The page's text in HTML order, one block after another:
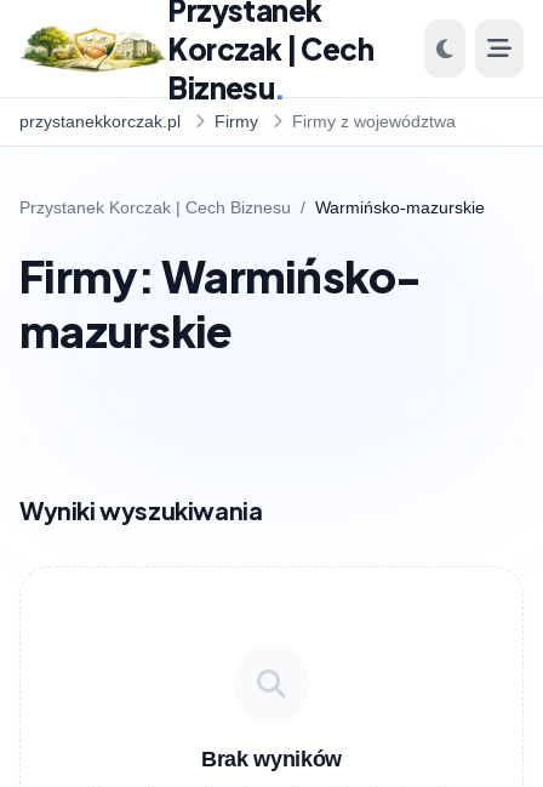
Przystanek
Korczak | Cech
Biznesu.
przystanekkorczak.pl Firmy Firmy z województwa
Przystanek Korczak | Cech Biznesu / Warmińsko-mazurskie
Firmy: Warmińsko-
mazurskie
Wyniki wyszukiwania
Brak wyników